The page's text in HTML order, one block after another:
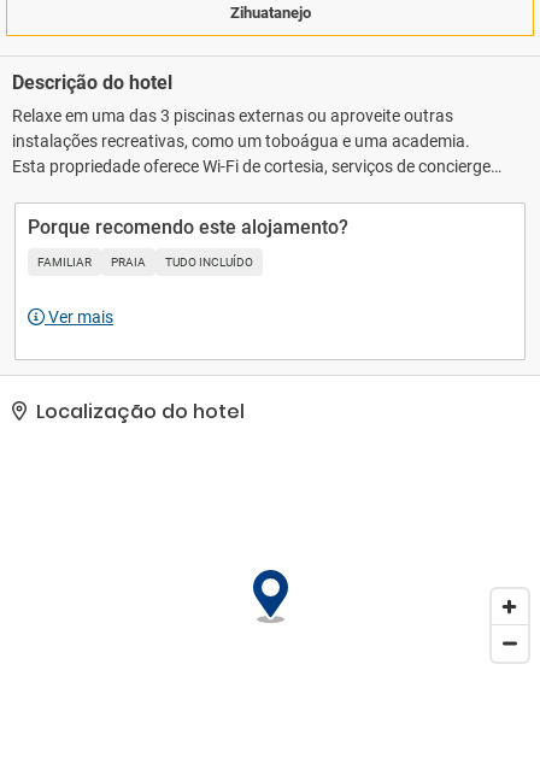
Zihuatanejo
Descrição do hotel
Relaxe em uma das 3 piscinas externas ou aproveite outras
instalações recreativas, como um toboágua e uma academia.
Esta propriedade oferece Wi-Fi de cortesia, serviços de concierge e
lavanderia e lavagem a seco, balcão de recepção 24 horas e
equipe multilíngue. Estacionamento grátis sem manobrista está
disponível no local..
Porque recomendo este alojamento?
FAMILIAR PRAIA TUDO INCLUÍDO
Ver mais
Localização do hotel